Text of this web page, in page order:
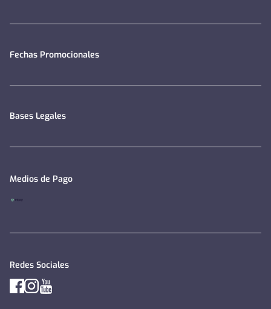
Fechas Promocionales
Bases Legales
Medios de Pago
Redes Sociales